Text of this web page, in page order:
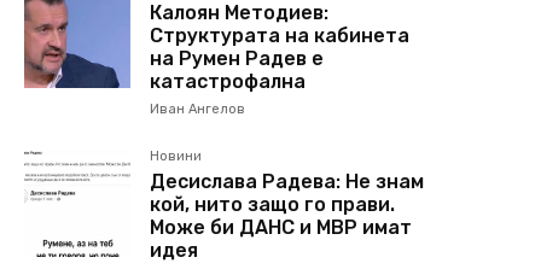
Калоян Методиев:
Структурата на кабинета
на Румен Радев е
катастрофална
Иван Ангелов
Новини
Десислава Радева: Не знам
кой, нито защо го прави.
Може би ДАНС и МВР имат
идея